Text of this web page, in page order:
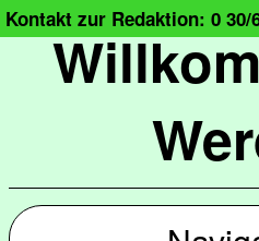
Kontakt zur Redaktion: 0 30/